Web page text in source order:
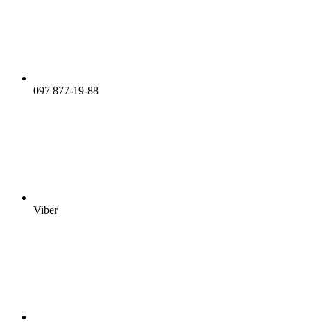
097 877-19-88
Viber